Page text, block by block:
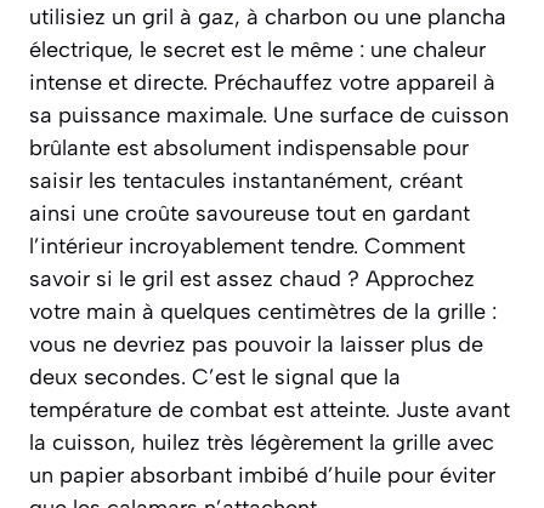
utilisiez un gril à gaz, à charbon ou une plancha
électrique, le secret est le même : une chaleur
intense et directe. Préchauffez votre appareil à
sa puissance maximale. Une surface de cuisson
brûlante est absolument indispensable pour
saisir les tentacules instantanément, créant
ainsi une croûte savoureuse tout en gardant
l’intérieur incroyablement tendre. Comment
savoir si le gril est assez chaud ? Approchez
votre main à quelques centimètres de la grille :
vous ne devriez pas pouvoir la laisser plus de
deux secondes. C’est le signal que la
température de combat est atteinte. Juste avant
la cuisson, huilez très légèrement la grille avec
un papier absorbant imbibé d’huile pour éviter